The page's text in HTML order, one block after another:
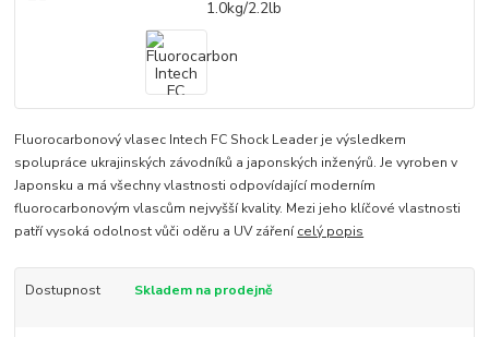
Fluorocarbonový vlasec Intech FC Shock Leader je výsledkem
spolupráce ukrajinských závodníků a japonských inženýrů. Je vyroben v
Japonsku a má všechny vlastnosti odpovídající moderním
fluorocarbonovým vlascům nejvyšší kvality. Mezi jeho klíčové vlastnosti
patří vysoká odolnost vůči oděru a UV zářenícelý popis
Dostupnost Skladem na prodejně